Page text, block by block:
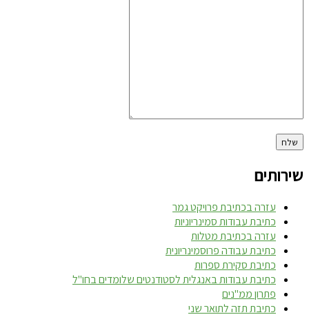
שירותים
עזרה בכתיבת פרויקט גמר
כתיבת עבודות סמינריוניות
עזרה בכתיבת מטלות
כתיבת עבודה פרוסמינריונית
כתיבת סקירת ספרות
כתיבת עבודות באנגלית לסטודנטים שלומדים בחו"ל
פתרון ממ"נים
כתיבת תזה לתואר שני